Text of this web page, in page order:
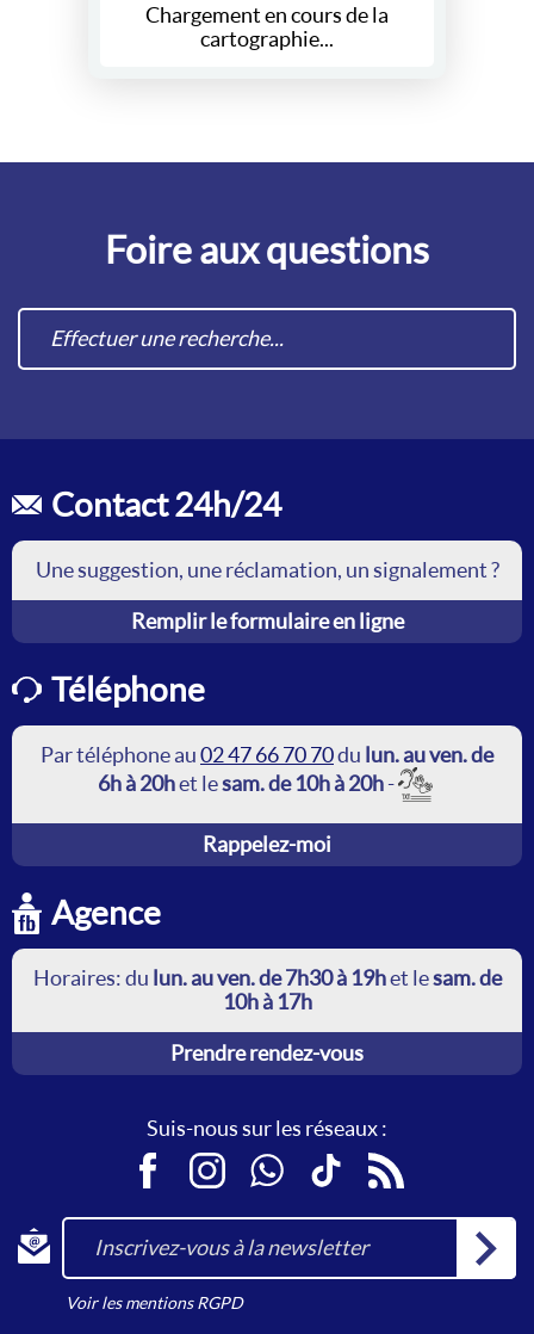
Chargement en cours de la
cartographie...
Foire aux questions
Contact 24h/24
Une suggestion, une réclamation, un signalement ?
Remplir le formulaire en ligne
Téléphone
Par téléphone au02 47 66 70 70du lun. au ven. de
6h à 20het lesam. de 10h à 20h-
Rappelez-moi
Agence
Horaires: du lun. au ven. de 7h30 à 19het lesam. de
10h à 17h
Prendre rendez-vous
Suis-nous sur les réseaux :
FacebookInstagramWhatsAppTikTokRSS
Inscrivez-vous à la newsletter
Voir les mentions RGPD